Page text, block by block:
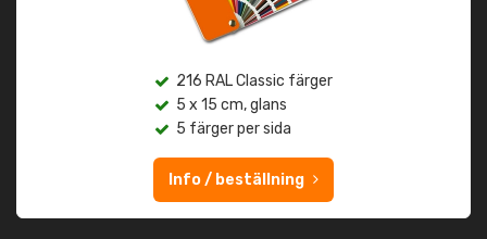
216 RAL Classic färger
5 x 15 cm, glans
5 färger per sida
Info / beställning